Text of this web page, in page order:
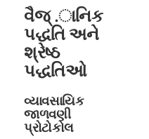
વૈજ્ .ાનિક
પદ્ધતિ અને
શ્રેષ્ઠ
પદ્ધતિઓ
વ્યાવસાયિક
જાળવણી
પ્રોટોકોલ